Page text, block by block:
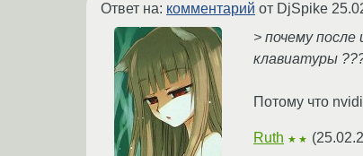
Ответ на: комментарий от DjSpike
> почему
клавиатуры
Потому что
Ruth ★★ (